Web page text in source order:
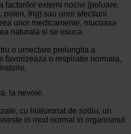
factorilor externi nocivi (poluare,
polen, frig) sau unor afectiuni
unor medicamente, mucoasa
naturala si se usuca.
o umectare prelungita a
favorizeaza o respiratie normala,
la nevoie.
cu hialuronat de sodiu, un
in mod normal in organismul